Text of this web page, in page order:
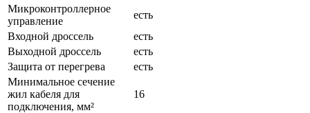
Микроконтроллерное
управление
есть
Входной дроссель
есть
Выходной дроссель
есть
Защита от перегрева
есть
Минимальное сечение
жил кабеля для
подключения, мм²
16